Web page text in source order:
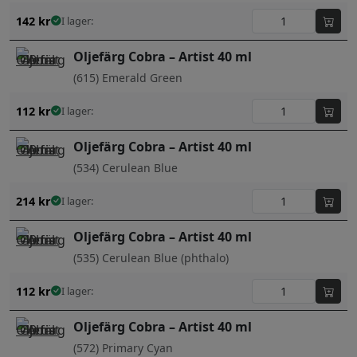
142 kr I lager:
Oljefärg Cobra – Artist 40 ml
(615) Emerald Green
112 kr I lager:
Oljefärg Cobra – Artist 40 ml
(534) Cerulean Blue
214 kr I lager:
Oljefärg Cobra – Artist 40 ml
(535) Cerulean Blue (phthalo)
112 kr I lager:
Oljefärg Cobra – Artist 40 ml
(572) Primary Cyan